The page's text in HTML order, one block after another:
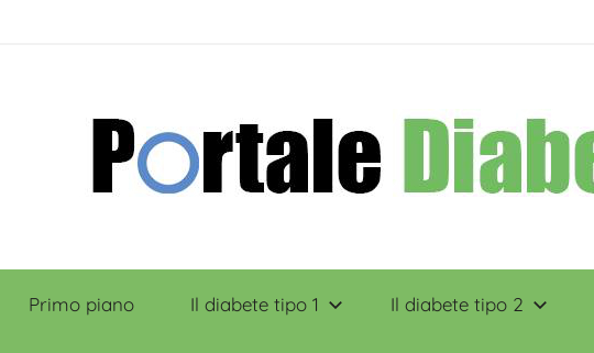
Portale
Diabete
Primo piano Il diabete tipo 1 Il diabete tipo 2